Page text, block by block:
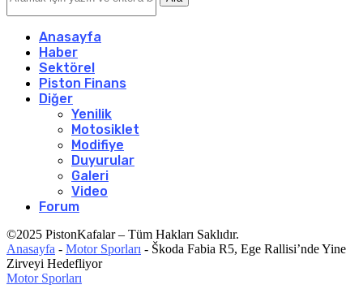
Anasayfa
Haber
Sektörel
Piston Finans
Diğer
Yenilik
Motosiklet
Modifiye
Duyurular
Galeri
Video
Forum
©2025 PistonKafalar – Tüm Hakları Saklıdır.
Anasayfa - Motor Sporları - Škoda Fabia R5, Ege Rallisi’nde Yine
Zirveyi Hedefliyor
Motor Sporları